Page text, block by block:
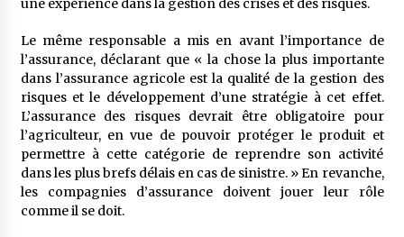
5 ans ago
Tradition orale/ D’où viennent les contes et à
quoi servent-ils?
5 ans ago
une expérience dans la gestion des crises et des risques.
Le même responsable a mis en avant l’importance de
l’assurance, déclarant que « la chose la plus importante
dans l’assurance agricole est la qualité de la gestion des
risques et le développement d’une stratégie à cet effet.
L’assurance des risques devrait être obligatoire pour
l’agriculteur, en vue de pouvoir protéger le produit et
permettre à cette catégorie de reprendre son activité
dans les plus brefs délais en cas de sinistre. » En revanche,
les compagnies d’assurance doivent jouer leur rôle
comme il se doit.